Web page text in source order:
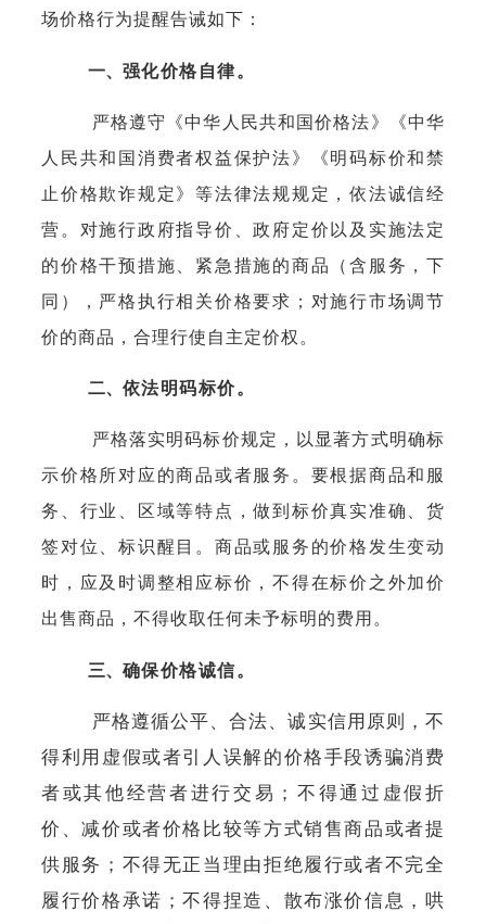
场价格行为提醒告诫如下：
一、 强化价格自律。
严格遵守《中华人民共和国价格法》《中华
人民共和国消费者权益保护法》《明码标价和禁
止价格欺诈规定》等法律法规规定，依法诚信经
营。对施行政府指导价、政府定价以及实施法定
的价格干预措施、紧急措施的商品（含服务，下
同），严格执行相关价格要求；对施行市场调节
价的商品，合理行使自主定价权。
二、 依法明码标价。
严格落实明码标价规定，以显著方式明确标
示价格所对应的商品或者服务。要根据商品和服
务、行业、区域等特点，做到标价真实准确、货
签对位、标识醒目。商品或服务的价格发生变动
时，应及时调整相应标价，不得在标价之外加价
出售商品，不得收取任何未予标明的费用。
三、 确保价格诚信。
严格遵循公平、合法、诚实信用原则，不
得利用虚假或者引人误解的价格手段诱骗消费
者或其他经营者进行交易；不得通过虚假折
价、减价或者价格比较等方式销售商品或者提
供服务；不得无正当理由拒绝履行或者不完全
履行价格承诺；不得捏造、散布涨价信息，哄